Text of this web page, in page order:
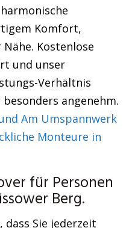
Komfort,
Kostenlose
und unser
Verhältnis
angenehm.
Am Umspannwerk
Monteure in
für Personen
Berg.
Sie jederzeit